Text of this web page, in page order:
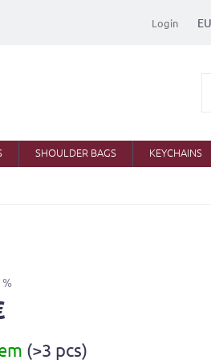
Login
SHOULDER BAGS KEYCHAINS
%
(>3 pcs)